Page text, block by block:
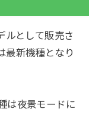
ルとして販売さ
最新機種となり
は夜景モードに